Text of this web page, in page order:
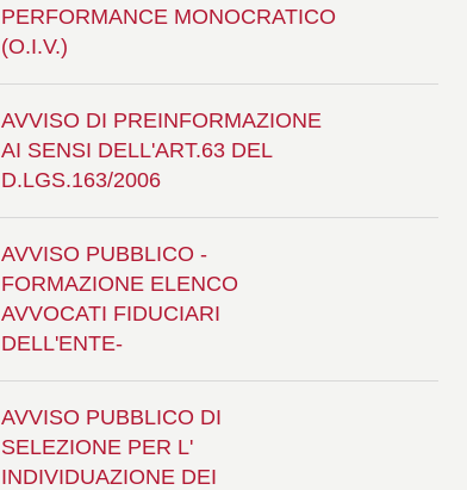
PERFORMANCE MONOCRATICO
(O.I.V.)
AVVISO DI PREINFORMAZIONE
AI SENSI DELL'ART.63 DEL
D.LGS.163/2006
AVVISO PUBBLICO -
FORMAZIONE ELENCO
AVVOCATI FIDUCIARI
DELL'ENTE-
AVVISO PUBBLICO DI
SELEZIONE PER L'
INDIVIDUAZIONE DEI